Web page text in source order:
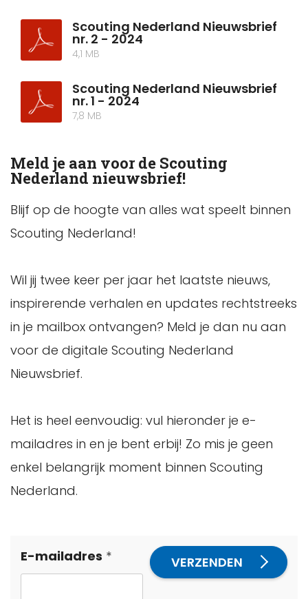
Scouting Nederland Nieuwsbrief
nr. 2 - 2024
4,1 MB
Scouting Nederland Nieuwsbrief
nr. 1 - 2024
7,8 MB
Meld je aan voor de Scouting
Nederland nieuwsbrief!
Blijf op de hoogte van alles wat speelt binnen
Scouting Nederland!
Wil jij twee keer per jaar het laatste nieuws,
inspirerende verhalen en updates rechtstreeks
in je mailbox ontvangen? Meld je dan nu aan
voor de digitale Scouting Nederland
Nieuwsbrief.
Het is heel eenvoudig: vul hieronder je e-
mailadres in en je bent erbij! Zo mis je geen
enkel belangrijk moment binnen Scouting
Nederland.
Leave
this
E-mailadres VERZENDEN